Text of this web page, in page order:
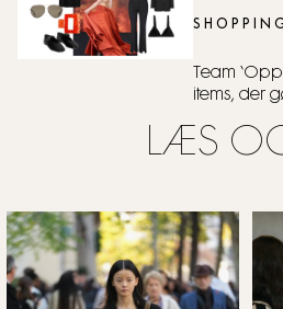
Team
items, der
LÆS